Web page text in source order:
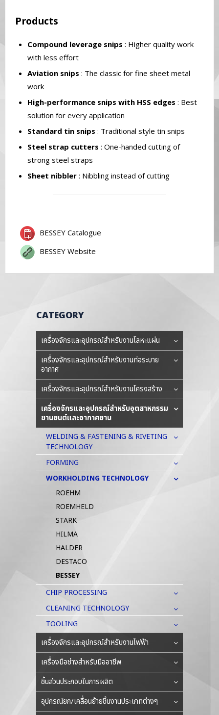
Products
Compound leverage snips : Higher quality work
with less effort
Aviation snips : The classic for fine sheet metal
work
High-performance snips with HSS edges : Best
solution for every application
Standard tin snips : Traditional style tin snips
Steel strap cutters : One-handed cutting of
strong steel straps
Sheet nibbler : Nibbling instead of cutting
BESSEY Catalogue
BESSEY Website
CATEGORY
เครื่องจักรและอุปกรณ์สำหรับงานโลหะแผ่น
เครื่องจักรและอุปกรณ์สำหรับงานท่อระบาย
อากาศ
เครื่องจักรและอุปกรณ์สำหรับงานโครงสร้าง
เครื่องจักรและอุปกรณ์สำหรับอุตสาหกรรม
ยานยนต์และอากาศยาน
WELDING & FASTENING & RIVETING
TECHNOLOGY
FORMING
WORKHOLDING TECHNOLOGY
ROEHM
ROEMHELD
STARK
HILMA
HALDER
DESTACO
BESSEY
CHIP PROCESSING
CLEANING TECHNOLOGY
TOOLING
เครื่องจักรและอุปกรณ์สำหรับงานไฟฟ้า
เครื่องมือช่างสำหรับมืออาชีพ
ชิ้นส่วนประกอบในการผลิต
อุปกรณ์ยก/เคลื่อนย้ายชิ้นงานประเภทต่างๆ